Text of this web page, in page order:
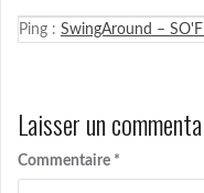
Ping : SwingAround –
Laisser un
Commentaire *